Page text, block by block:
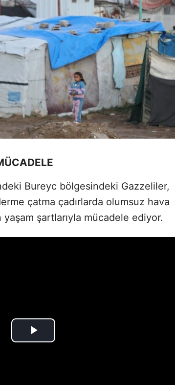
Bureyc bölgesindeki Gazzeliler,
çatma çadırlarda olumsuz hava
yaşam şartlarıyla mücadele ediyor.